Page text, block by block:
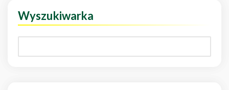
Wyszukiwarka